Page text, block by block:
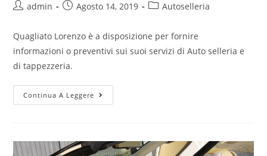
admin Agosto 14, 2019 Autoselleria
Quagliato Lorenzo è a disposizione per fornire
informazioni o preventivi sui suoi servizi di Auto selleria e
di tappezzeria.
Continua A Leggere